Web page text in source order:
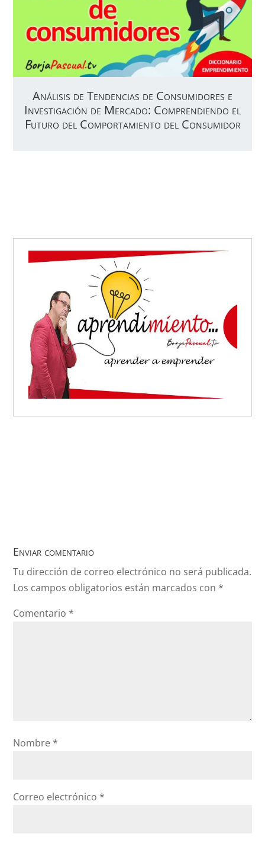
Análisis de Tendencias de Consumidores e
Investigación de Mercado: Comprendiendo el
Futuro del Comportamiento del Consumidor
Enviar comentario
Tu dirección de correo electrónico no será publicada.
Los campos obligatorios están marcados con *
Comentario *
Nombre *
Correo electrónico *